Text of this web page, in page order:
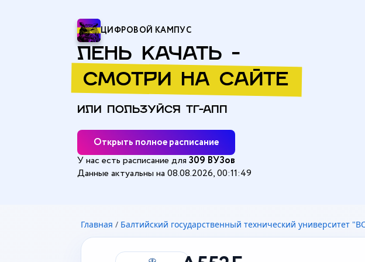
ЦИФРОВОЙ КАМПУС
ЛЕНЬ КАЧАТЬ -
СМОТРИ НА САЙТЕ
ИЛИ ПОЛЬЗУЙСЯ ТГ-АПП
Открыть полное расписание
У нас есть расписание для 309 ВУЗов
Данные актуальны на 08.08.2026, 00:11:49
Главная / Балтийский государственный технический